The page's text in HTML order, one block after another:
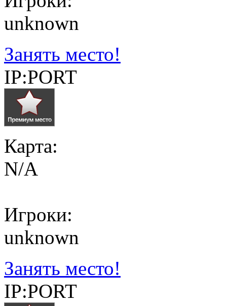
unknown
Занять место!
IP:PORT
Карта:
N/A
Игроки:
unknown
Занять место!
IP:PORT